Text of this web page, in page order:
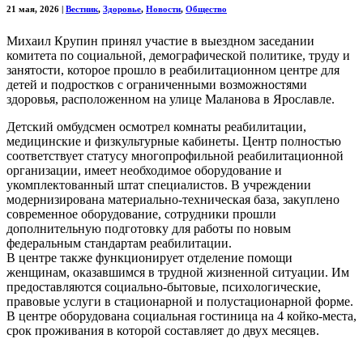
21 мая, 2026 Вестник, Здоровье, Новости, Общество
Михаил Крупин принял участие в выездном заседании
комитета по социальной, демографической политике, труду и
занятости, которое прошло в реабилитационном центре для
детей и подростков с ограниченными возможностями
здоровья, расположенном на улице Маланова в Ярославле.
Детский омбудсмен осмотрел комнаты реабилитации,
медицинские и физкультурные кабинеты. Центр полностью
соответствует статусу многопрофильной реабилитационной
организации, имеет необходимое оборудование и
укомплектованный штат специалистов. В учреждении
модернизирована материально-техническая база, закуплено
современное оборудование, сотрудники прошли
дополнительную подготовку для работы по новым
федеральным стандартам реабилитации.
В центре также функционирует отделение помощи
женщинам, оказавшимся в трудной жизненной ситуации. Им
предоставляются социально-бытовые, психологические,
правовые услуги в стационарной и полустационарной форме.
В центре оборудована социальная гостиница на 4 койко-места,
срок проживания в которой составляет до двух месяцев.